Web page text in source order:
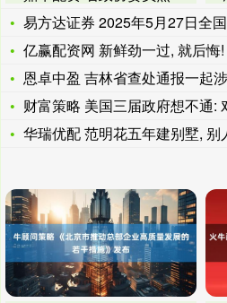
易方达证券 2025年5月27日全
亿赢配资网 新鲜劲一过, 就后
恩卓中盈 吉林省查处通报一起涉
财富策略 美国三届政府想不通:
华瑞优配 范明花五年建别墅,